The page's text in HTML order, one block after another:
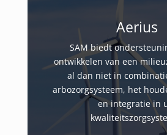
Aerius
SAM biedt
ontwikkelen van een
al dan niet in
arbozorgsysteem, het
en integratie in